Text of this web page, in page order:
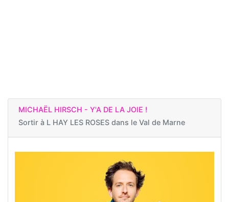
MICHAËL HIRSCH - Y'A DE LA JOIE !
Sortir à L HAY LES ROSES dans le Val de Marne